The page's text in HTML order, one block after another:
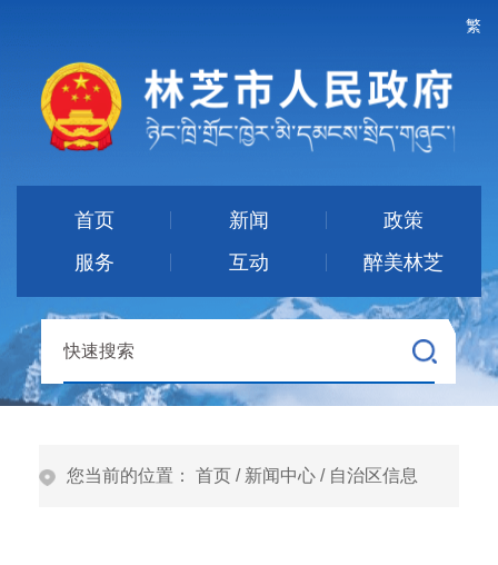
繁
首页 新闻
政策
服务
互动 醉美林芝
您当前的位置： 首页 / 新闻中心 / 自治区信息